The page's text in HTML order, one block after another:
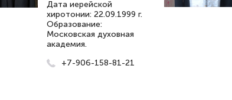
Дата иерейской
хиротонии: 22.09.1999 г.
Образование:
Московская духовная
академия.
+7-906-158-81-21